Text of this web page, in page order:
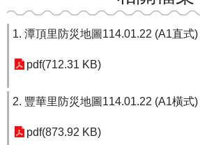
1. 潭頂里防災地圖114.01.22 (A1直式)
pdf(712.31 KB)
2. 豐華里防災地圖114.01.22 (A1橫式)
pdf(873.92 KB)